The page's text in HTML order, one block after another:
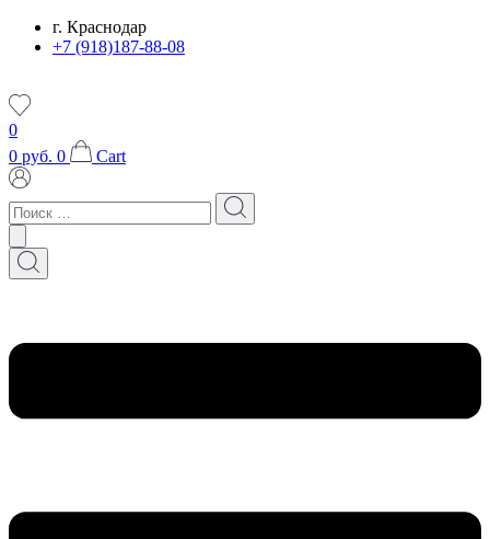
Перейтиг. Краснодар
+7 (918)187-88-08
0
0 руб. 0 Cart